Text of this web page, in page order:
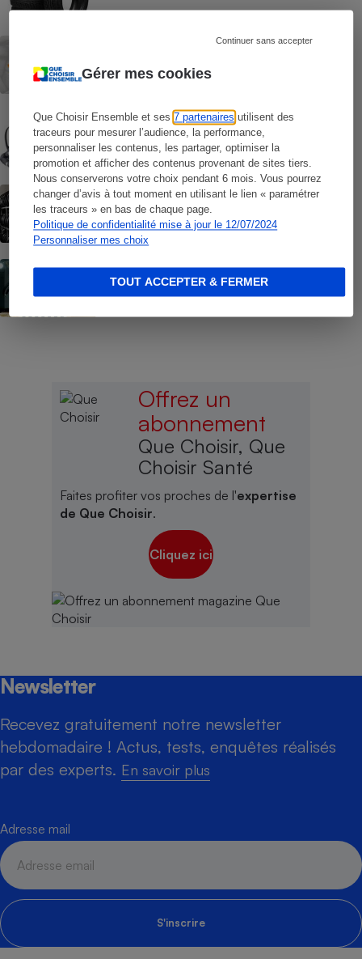
Gérer mes cookies
Que Choisir Ensemble et ses7 partenaires utilisent des
traceurs pour mesurer l’audience, la performance,
personnaliser les contenus, les partager, optimiser la
promotion et afficher des contenus provenant de sites tiers.
Nous conserverons votre choix pendant 6 mois. Vous pourrez
changer d’avis à tout moment en utilisant le lien « paramétrer
les traceurs » en bas de chaque page.
Politique de confidentialité mise à jour le 12/07/2024
Personnaliser mes choix
Continuer sans accepter
TOUT ACCEPTER & FERMER
COMMENT NOUS TESTONS
Sièges auto - Le protocole
ACTUALITÉ
Pneus - Vers des pneus plus verts… et un
peu plus chers
ACTUALITÉ
Siège auto - Des sièges auto dangereux
révélés par notre test
Offrez un
abonnement
Que Choisir, Que
Choisir Santé
Faites profiter vos proches de l'expertise
de Que Choisir.
Cliquez ici
Newsletter
Recevez gratuitement notre newsletter
hebdomadaire ! Actus, tests, enquêtes réalisés
par des experts. En savoir plus
Adresse mail
S'inscrire